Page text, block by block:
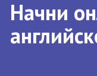
Начни